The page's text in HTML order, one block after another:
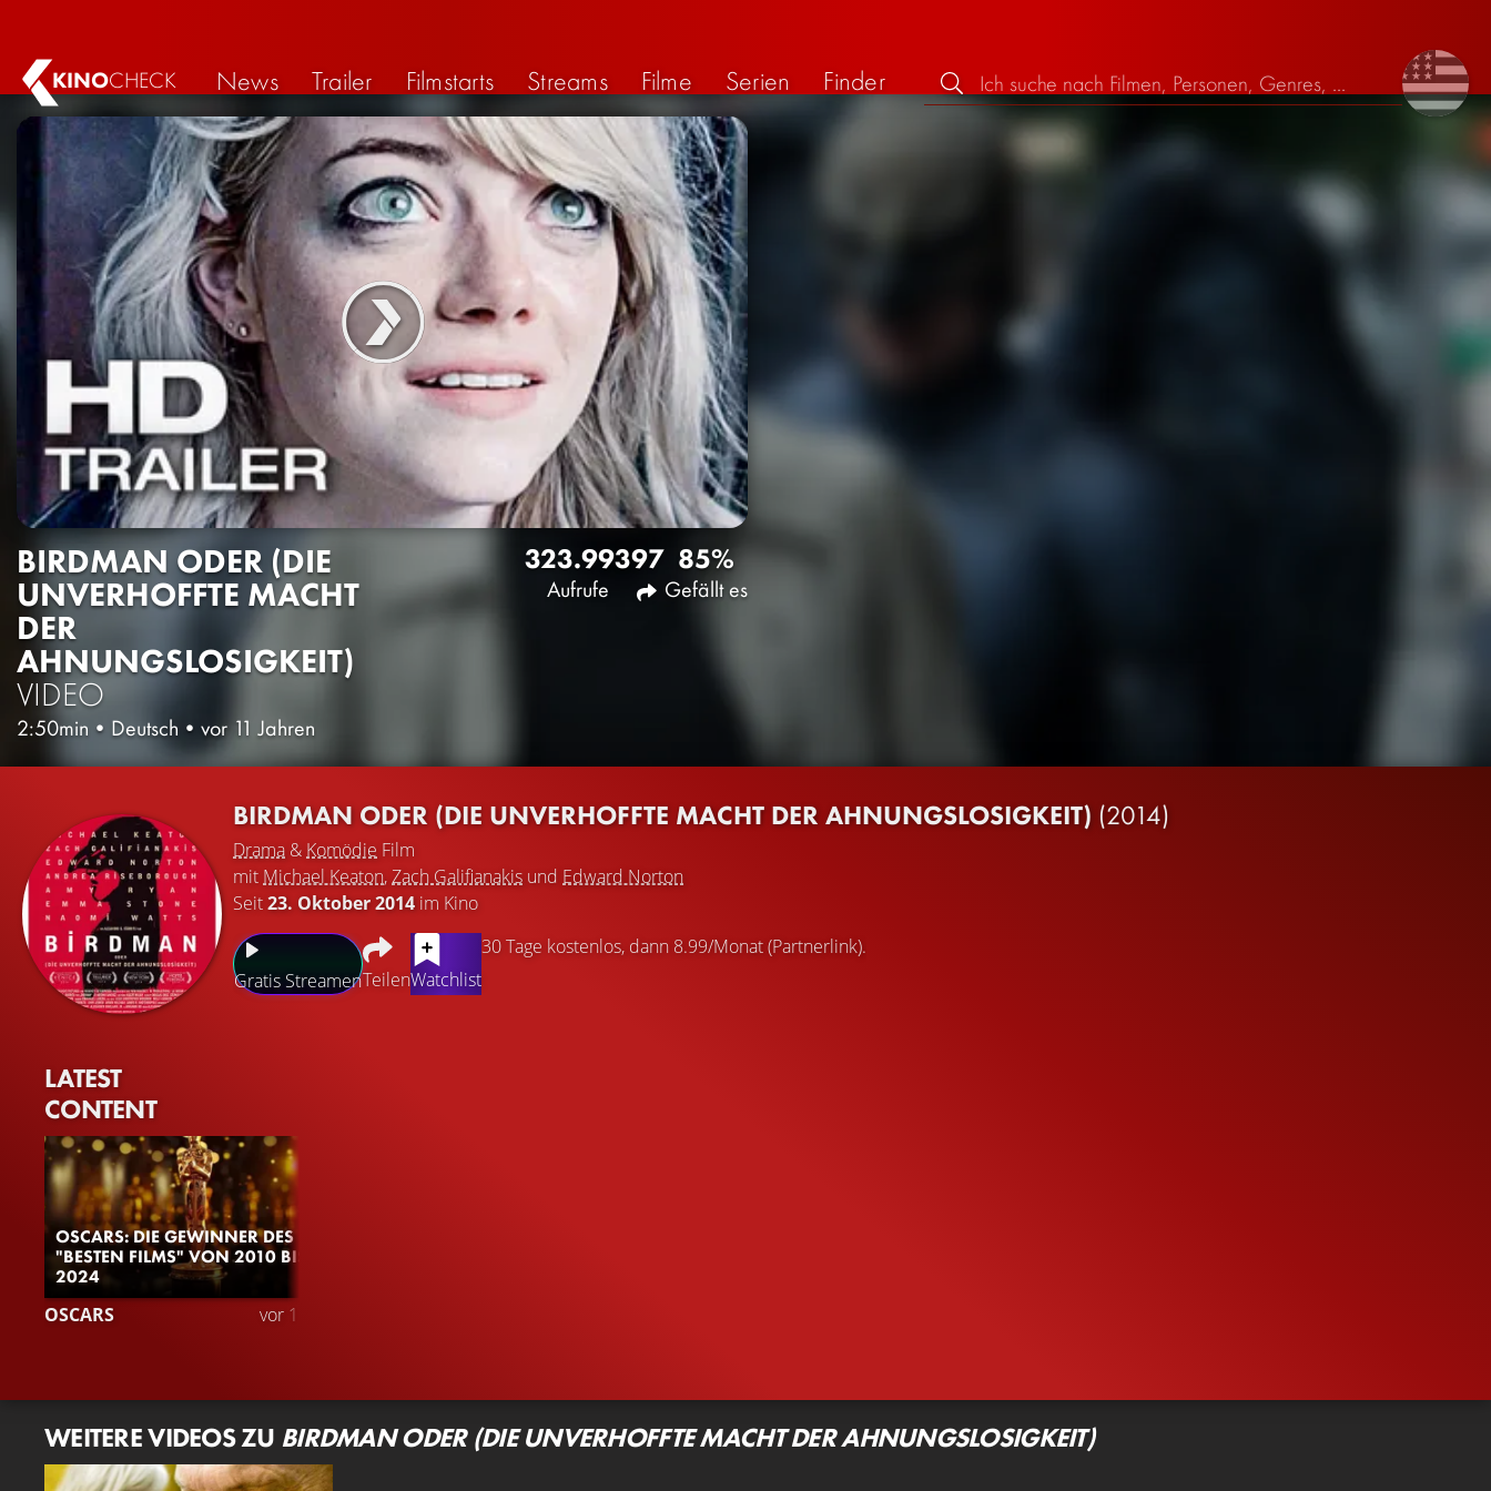
KINOCHECK News Trailer Filmstarts Streams Filme Serien Finder
BIRDMAN ODER (DIE
UNVERHOFFTE MACHT
DER
AHNUNGSLOSIGKEIT)
VIDEO
2:50min • Deutsch • vor 11 Jahren
323.993
Aufrufe
97 85%
Gefällt es
BIRDMAN ODER (DIE UNVERHOFFTE MACHT DER AHNUNGSLOSIGKEIT) (2014)
Drama & Komödie Film
mit Michael Keaton,Zach Galifianakis und Edward Norton
Seit23. Oktober 2014im Kino
Gratis StreamenTeilenWatchlist
30 Tage kostenlos, dann 8.99/Monat (Partnerlink).
LATEST
CONTENT
OSCARS: DIE GEWINNER DES
"BESTEN FILMS" VON 2010 BIS
2024
OSCARS vor 1 Jahr
WEITERE VIDEOS ZU BIRDMAN ODER (DIE UNVERHOFFTE MACHT DER AHNUNGSLOSIGKEIT)